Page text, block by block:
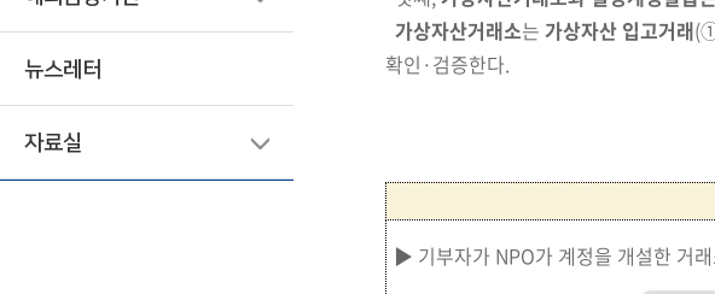
뉴스레터
자료실
가상자산거래소는 가상자산 입고거래
확인·검증한다.
▶ 기부자가 NPO가 계정을 개설한 거